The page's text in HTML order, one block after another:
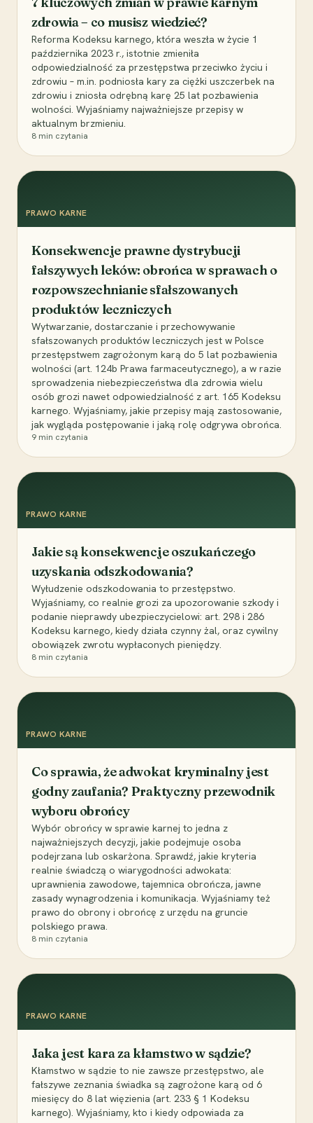
zdrowia – co musisz wiedzieć?
Reforma Kodeksu karnego, która weszła w życie 1
października 2023 r., istotnie zmieniła
odpowiedzialność za przestępstwa przeciwko życiu i
zdrowiu – m.in. podniosła kary za ciężki uszczerbek na
zdrowiu i zniosła odrębną karę 25 lat pozbawienia
wolności. Wyjaśniamy najważniejsze przepisy w
aktualnym brzmieniu.
8 min czytania
PRAWO KARNE
Konsekwencje prawne dystrybucji
fałszywych leków: obrońca w sprawach o
rozpowszechnianie sfałszowanych
produktów leczniczych
Wytwarzanie, dostarczanie i przechowywanie
sfałszowanych produktów leczniczych jest w Polsce
przestępstwem zagrożonym karą do 5 lat pozbawienia
wolności (art. 124b Prawa farmaceutycznego), a w razie
sprowadzenia niebezpieczeństwa dla zdrowia wielu
osób grozi nawet odpowiedzialność z art. 165 Kodeksu
karnego. Wyjaśniamy, jakie przepisy mają zastosowanie,
jak wygląda postępowanie i jaką rolę odgrywa obrońca.
9 min czytania
PRAWO KARNE
Jakie są konsekwencje oszukańczego
uzyskania odszkodowania?
Wyłudzenie odszkodowania to przestępstwo.
Wyjaśniamy, co realnie grozi za upozorowanie szkody i
podanie nieprawdy ubezpieczycielowi: art. 298 i 286
Kodeksu karnego, kiedy działa czynny żal, oraz cywilny
obowiązek zwrotu wypłaconych pieniędzy.
8 min czytania
PRAWO KARNE
Co sprawia, że adwokat kryminalny jest
godny zaufania? Praktyczny przewodnik
wyboru obrońcy
Wybór obrońcy w sprawie karnej to jedna z
najważniejszych decyzji, jakie podejmuje osoba
podejrzana lub oskarżona. Sprawdź, jakie kryteria
realnie świadczą o wiarygodności adwokata:
uprawnienia zawodowe, tajemnica obrończa, jawne
zasady wynagrodzenia i komunikacja. Wyjaśniamy też
prawo do obrony i obrońcę z urzędu na gruncie
polskiego prawa.
8 min czytania
PRAWO KARNE
Jaka jest kara za kłamstwo w sądzie?
Kłamstwo w sądzie to nie zawsze przestępstwo, ale
fałszywe zeznania świadka są zagrożone karą od 6
miesięcy do 8 lat więzienia (art. 233 § 1 Kodeksu
karnego). Wyjaśniamy, kto i kiedy odpowiada za